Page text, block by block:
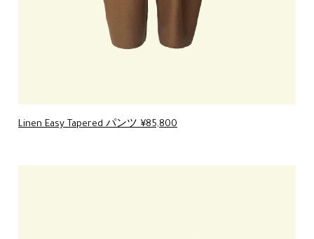
Linen Easy Tapered パンツ ¥85,800